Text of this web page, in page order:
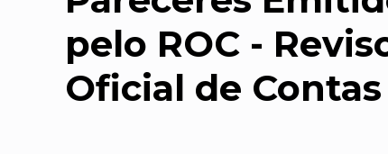
pelo ROC -
Oficial de Contas